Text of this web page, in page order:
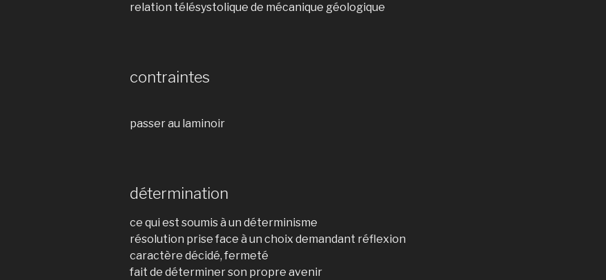
relation télésystolique de mécanique géologique
contraintes
passer au laminoir
détermination
ce qui est soumis à un déterminisme
résolution prise face à un choix demandant réflexion
caractère décidé, fermeté
fait de déterminer son propre avenir